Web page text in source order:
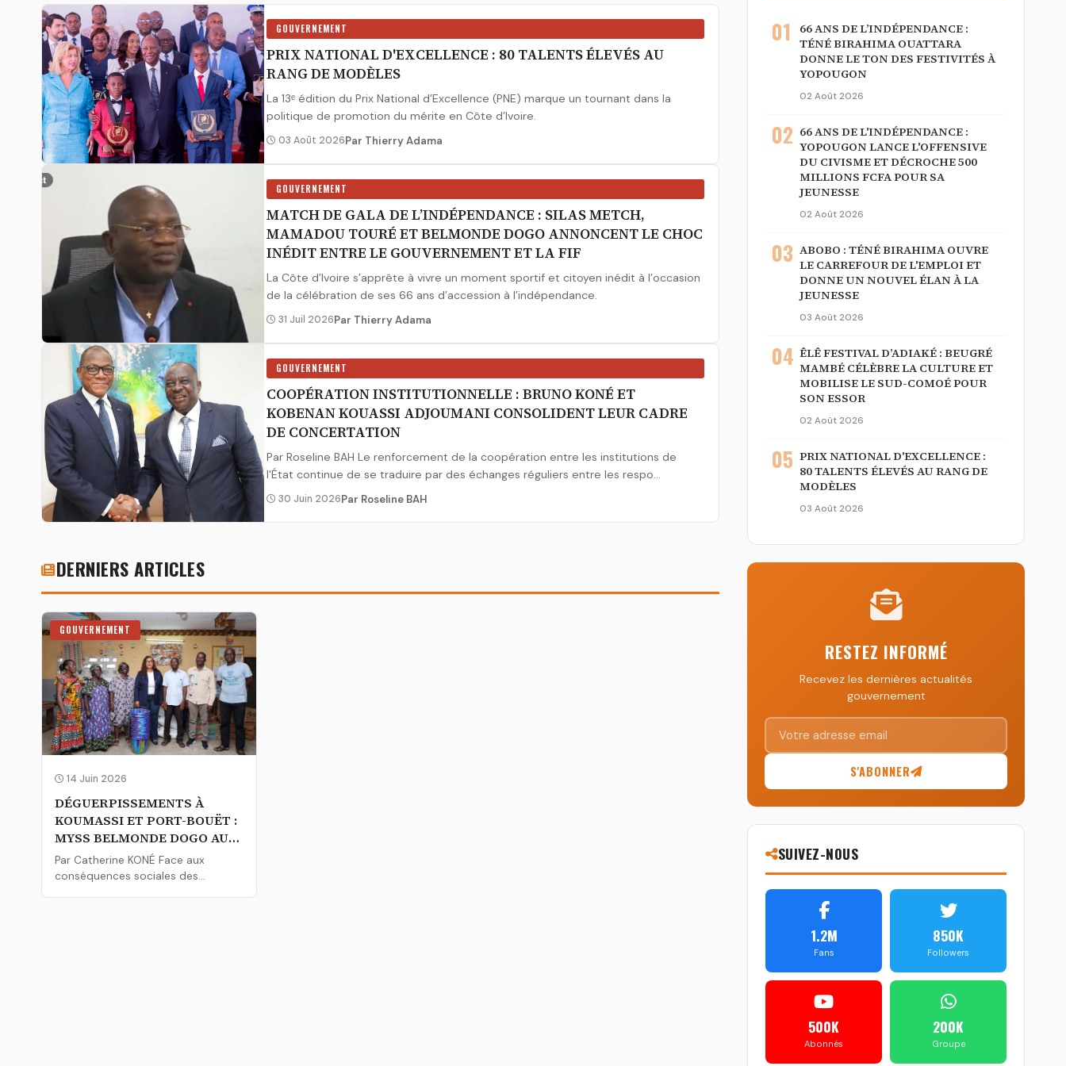
GOUVERNEMENT
PRIX NATIONAL D'EXCELLENCE : 80 TALENTS ÉLEVÉS AU
RANG DE MODÈLES
La 13ᵉ édition du Prix National d’Excellence (PNE) marque un tournant dans la
politique de promotion du mérite en Côte d’Ivoire.
03 Août 2026Par Thierry Adama
GOUVERNEMENT
MATCH DE GALA DE L’INDÉPENDANCE : SILAS METCH,
MAMADOU TOURÉ ET BELMONDE DOGO ANNONCENT LE CHOC
INÉDIT ENTRE LE GOUVERNEMENT ET LA FIF
La Côte d’Ivoire s’apprête à vivre un moment sportif et citoyen inédit à l’occasion
de la célébration de ses 66 ans d’accession à l’indépendance.
31 Juil 2026Par Thierry Adama
GOUVERNEMENT
COOPÉRATION INSTITUTIONNELLE : BRUNO KONÉ ET
KOBENAN KOUASSI ADJOUMANI CONSOLIDENT LEUR CADRE
DE CONCERTATION
Par Roseline BAH Le renforcement de la coopération entre les institutions de
l'État continue de se traduire par des échanges réguliers entre les respo...
30 Juin 2026Par Roseline BAH
DERNIERS ARTICLES
GOUVERNEMENT
14 Juin 2026
DÉGUERPISSEMENTS À
KOUMASSI ET PORT-BOUËT :
MYSS BELMONDE DOGO AU
CHEVET DES ÉLÈVES
CANDIDATS AU
Par Catherine KONÉ Face aux
conséquences sociales des
01
66 ANS DE L’INDÉPENDANCE :
TÉNÉ BIRAHIMA OUATTARA
DONNE LE TON DES FESTIVITÉS À
YOPOUGON
02 Août 2026
02 66 ANS DE L'INDÉPENDANCE :
YOPOUGON LANCE L'OFFENSIVE
DU CIVISME ET DÉCROCHE 500
MILLIONS FCFA POUR SA
JEUNESSE
02 Août 2026
03 ABOBO : TÉNÉ BIRAHIMA OUVRE
LE CARREFOUR DE L'EMPLOI ET
DONNE UN NOUVEL ÉLAN À LA
JEUNESSE
03 Août 2026
04 ÊLÊ FESTIVAL D’ADIAKÉ : BEUGRÉ
MAMBÉ CÉLÈBRE LA CULTURE ET
MOBILISE LE SUD-COMOÉ POUR
SON ESSOR
02 Août 2026
05 PRIX NATIONAL D'EXCELLENCE :
80 TALENTS ÉLEVÉS AU RANG DE
MODÈLES
03 Août 2026
RESTEZ INFORMÉ
Recevez les dernières actualités
gouvernement
S'ABONNER
SUIVEZ-NOUS
1.2M
Fans
850K
Followers
500K
Abonnés
200K
Groupe